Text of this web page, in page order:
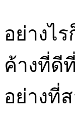
อย่างไ
ค้างที่ดี
อย่างที่